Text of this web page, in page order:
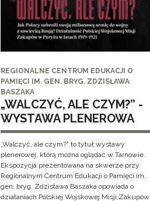
REGIONALNE CENTRUM EDUKACJI O
PAMIĘCI IM. GEN. BRYG. ZDZISŁAWA
BASZAKA
„WALCZYĆ, ALE CZYM?” -
WYSTAWA PLENEROWA
„Walczyć, ale czym?” to tytuł wystawy
plenerowej, którą można oglądać w Tarnowie.
Ekspozycja prezentowana na skwerze przy
Regionalnym Centrum Edukacji o Pamięci im.
gen. bryg. Zdzisława Baszaka opowiada o
działaniach Polskiej Wojskowej Misji Zakupów